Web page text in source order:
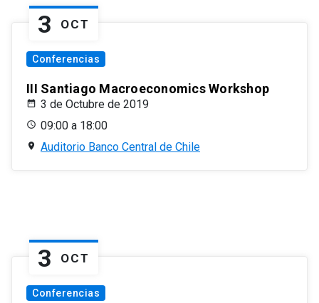
3 OCT
Conferencias
III Santiago Macroeconomics Workshop
3 de Octubre de 2019
09:00 a 18:00
Auditorio Banco Central de Chile
3 OCT
Conferencias